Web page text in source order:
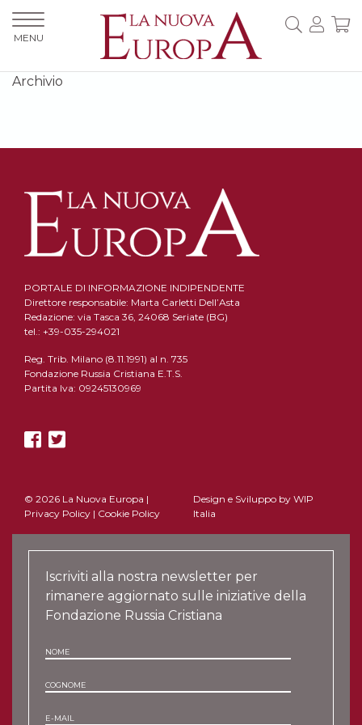
Archivio
PORTALE DI INFORMAZIONE INDIPENDENTE
Direttore responsabile: Marta Carletti Dell’Asta
Redazione: via Tasca 36, 24068 Seriate (BG)
tel.: +39-035-294021
Reg. Trib. Milano (8.11.1991) al n. 735
Fondazione Russia Cristiana E.T.S.
Partita Iva: 09245130969
© 2026 La Nuova Europa |
Privacy Policy | Cookie Policy
Design e Sviluppo by WIP
Italia
Iscriviti alla nostra newsletter per
rimanere aggiornato sulle iniziative della
Fondazione Russia Cristiana
NOME
COGNOME
E-MAIL
MENU